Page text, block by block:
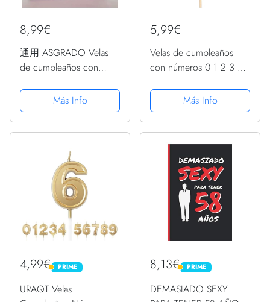
8,99€
通用 ASGRADO Velas
de cumpleaños con
Colores,Regalo de
cumpleaños,
Personalizadas
Más Info
5,99€
Velas de cumpleaños
con números 0 1 2 3 4
y glitter oro. Niña
(Número 2)
Más Info
4,99€ PRIME
PRIME
URAQT Velas
8,13€ PRIME
PRIME
DEMASIADO SEXY